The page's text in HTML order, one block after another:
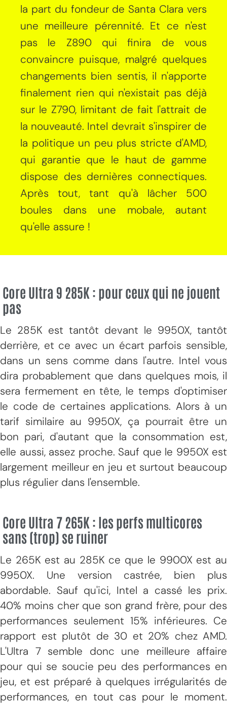
la part du fondeur de Santa Clara vers
une meilleure pérennité. Et ce n'est
pas le Z890 qui finira de vous
convaincre puisque, malgré quelques
changements bien sentis, il n'apporte
finalement rien qui n'existait pas déjà
sur le Z790, limitant de fait l'attrait de
la nouveauté. Intel devrait s'inspirer de
la politique un peu plus stricte d'AMD,
qui garantie que le haut de gamme
dispose des dernières connectiques.
Après tout, tant qu'à lâcher 500
boules dans une mobale, autant
qu'elle assure !
Core Ultra 9 285K : pour ceux qui ne jouent
pas
Le 285K est tantôt devant le 9950X, tantôt
derrière, et ce avec un écart parfois sensible,
dans un sens comme dans l'autre. Intel vous
dira probablement que dans quelques mois, il
sera fermement en tête, le temps d'optimiser
le code de certaines applications. Alors à un
tarif similaire au 9950X, ça pourrait être un
bon pari, d'autant que la consommation est,
elle aussi, assez proche. Sauf que le 9950X est
largement meilleur en jeu et surtout beaucoup
plus régulier dans l'ensemble.
Core Ultra 7 265K : les perfs multicores
sans (trop) se ruiner
Le 265K est au 285K ce que le 9900X est au
9950X. Une version castrée, bien plus
abordable. Sauf qu'ici, Intel a cassé les prix.
40% moins cher que son grand frère, pour des
performances seulement 15% inférieures. Ce
rapport est plutôt de 30 et 20% chez AMD.
L'Ultra 7 semble donc une meilleure affaire
pour qui se soucie peu des performances en
jeu, et est préparé à quelques irrégularités de
performances, en tout cas pour le moment.